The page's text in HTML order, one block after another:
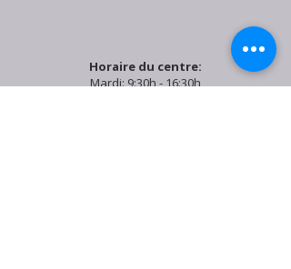
Horaire du centre:
Mardi: 9:30h - 16:30h